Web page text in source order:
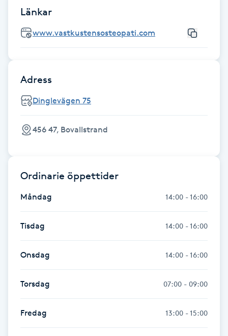
Fotsvamp
Fotvård
Fransborttagning
Fransfärgning
Fransförlängning
Fransförlängning Megavolym
Fransförlängning Volym
Fransk manikyr
Länkar
www.vastkustensosteopati.com
Adress
Dinglevägen 75
456 47, Bovallstrand
Ordinarie öppettider
Måndag 14:00 - 16:00
Tisdag 14:00 - 16:00
Onsdag 14:00 - 16:00
Torsdag 07:00 - 09:00
Fredag 13:00 - 15:00